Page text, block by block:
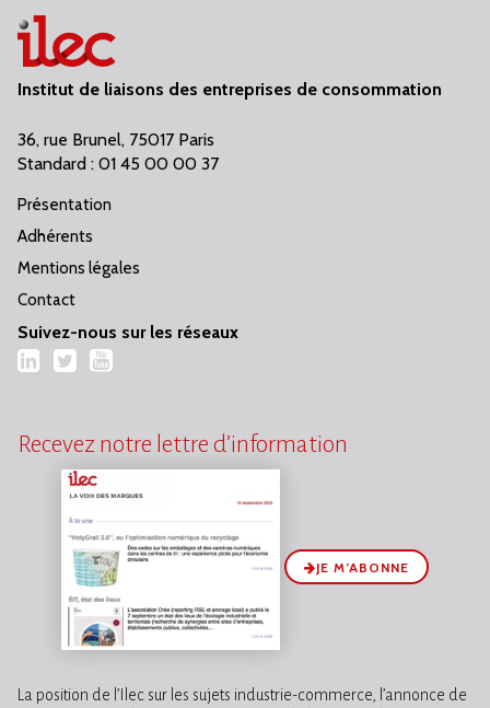
Institut de liaisons des entreprises de consommation
36, rue Brunel, 75017 Paris
Standard : 01 45 00 00 37
Présentation
Adhérents
Mentions légales
Contact
Suivez-nous sur les réseaux
LinkedIn
TwitterYouTube
Recevez notre lettre d’information
JE M’ABONNE
La position de l’Ilec sur les sujets industrie-commerce, l’annonce de